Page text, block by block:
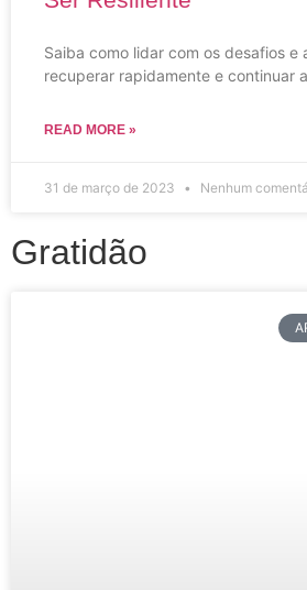
Saiba como lidar com os desafios e
recuperar rapidamente e continuar
READ MORE »
31 de março de 2023 Nenhum
Gratidão